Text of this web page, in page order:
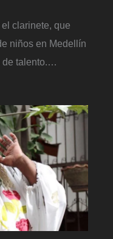
clarinete, que
niños en Medellín
talento.…